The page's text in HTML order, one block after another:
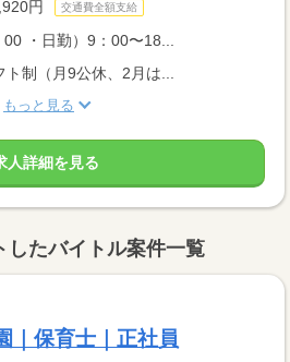
円 交通費全額支給
00 ・日勤）9：00〜18...
制（月9公休、2月は...
もっと見る
人詳細を見る
したバイトル案件一覧
｜保育士｜正社員